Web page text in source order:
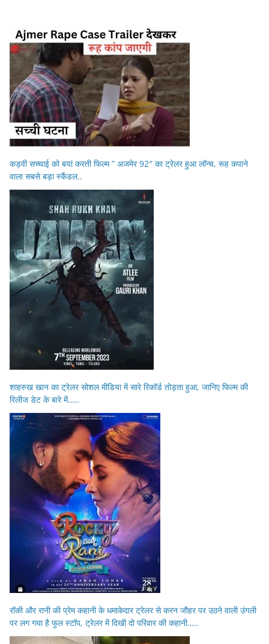
कड़वी सच्चाई को बयां करती फिल्म ” अजमेर 92″ का ट्रेलर हुआ लॉन्च, रूह कपाने
वाला सबसे बड़ा स्कैंडल..
शाहरुख खान का ट्रेलर सोशल मीडिया में सारे रिकॉर्ड तोड़ता हुआ, जानिए फिल्म की
रिलीज डेट के बारे में…..
रॉकी और रानी की प्रेम कहानी के धमाकेदार ट्रेलर से करन जौहर पर उठने वाली उंगली
पर लग गया है फुल स्टॉप, ट्रेलर में दिखी दो परिवार की कहानी…..